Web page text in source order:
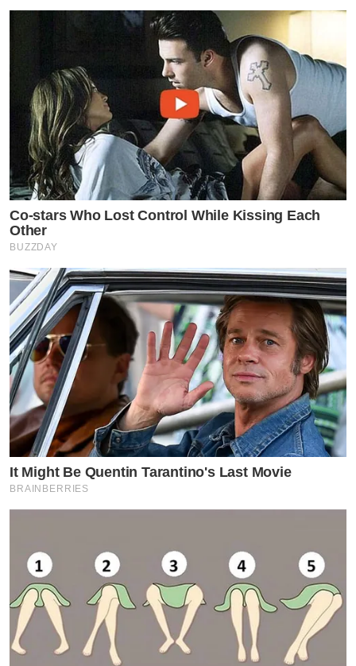
Co-stars Who Lost Control While Kissing Each
Other
BUZZDAY
It Might Be Quentin Tarantino's Last Movie
BRAINBERRIES